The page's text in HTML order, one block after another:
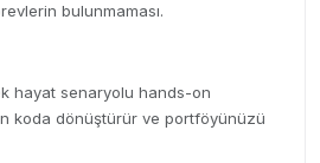
bulunmaması.
hayat senaryolu hands-on
koda dönüştürür ve portföyünüzü